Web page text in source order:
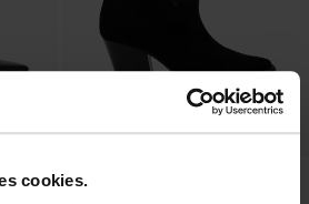
cookies.Bottines en daim - noir